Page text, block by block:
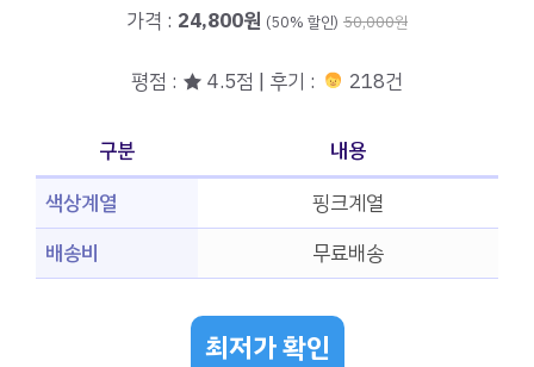
가격 : 24,800원 (50% 할인) 50,000원
평점 : ★ 4.5점 | 후기 : 218건
구분
내용
색상계열
핑크계열
배송비
무료배송
최저가 확인